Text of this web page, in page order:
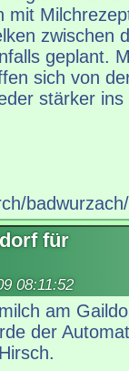
mit
zwischen
geplant.
sich von
stärker
für
08:11:52
am
der